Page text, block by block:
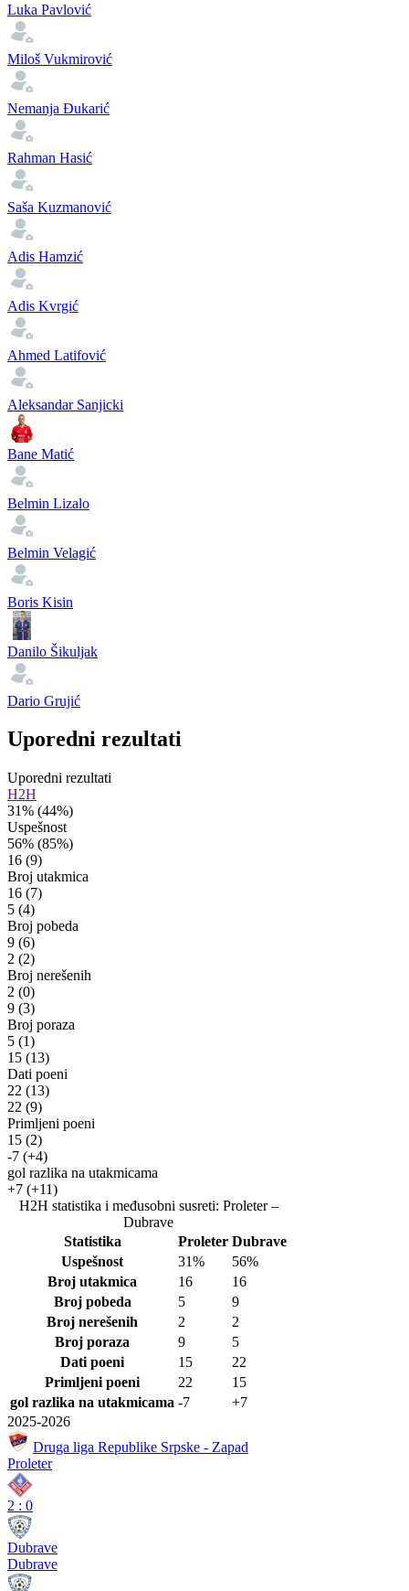
Luka Pavlović
Miloš Vukmirović
Nemanja Đukarić
Rahman Hasić
Saša Kuzmanović
Adis Hamzić
Adis Kvrgić
Ahmed Latifović
Aleksandar Sanjicki
Bane Matić
Belmin Lizalo
Belmin Velagić
Boris Kisin
Danilo Šikuljak
Dario Grujić
Uporedni rezultati
Uporedni rezultati
H2H
31% (44%)
Uspešnost
56% (85%)
16 (9)
Broj utakmica
16 (7)
5 (4)
Broj pobeda
9 (6)
2 (2)
Broj nerešenih
2 (0)
9 (3)
Broj poraza
5 (1)
15 (13)
Dati poeni
22 (13)
22 (9)
Primljeni poeni
15 (2)
-7 (+4)
gol razlika na utakmicama
+7 (+11)
H2H statistika i međusobni susreti: Proleter –
Dubrave
Statistika
Proleter Dubrave
Uspešnost
31%
56%
Broj utakmica
16
16
Broj pobeda
5
9
Broj nerešenih
2
2
Broj poraza
9
5
Dati poeni
15
22
Primljeni poeni
22
15
gol razlika na utakmicama -7
+7
2025-2026
Druga liga Republike Srpske - Zapad
Proleter
2 : 0
Dubrave
Dubrave